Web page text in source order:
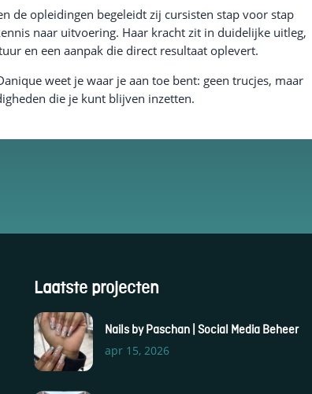
de opleidingen begeleidt zij cursisten stap voor stap
naar uitvoering. Haar kracht zit in duidelijke uitleg,
en een aanpak die direct resultaat oplevert.
weet je waar je aan toe bent: geen trucjes, maar
die je kunt blijven inzetten.
Laatste projecten
Nails by Paschan | Social Media Beheer
apr 15, 2026